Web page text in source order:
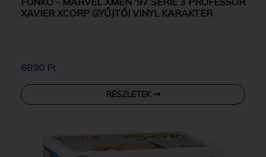
XAVIER XCORP GYŰJTŐI VINYL KARAKTER
6890 Ft
RÉSZLETEK